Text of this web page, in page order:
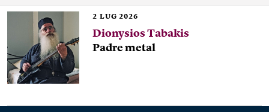
2 LUG 2026
Dionysios Tabakis
Padre metal